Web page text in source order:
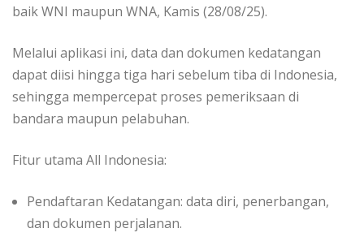
baik WNI maupun WNA, Kamis (28/08/25).
Melalui aplikasi ini, data dan dokumen kedatangan
dapat diisi hingga tiga hari sebelum tiba di Indonesia,
sehingga mempercepat proses pemeriksaan di
bandara maupun pelabuhan.
Fitur utama All Indonesia:
Pendaftaran Kedatangan: data diri, penerbangan,
dan dokumen perjalanan.